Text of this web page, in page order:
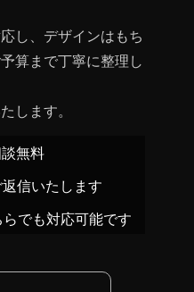
し、デザインはもち
算まで丁寧に整理し
します。
無料
信いたします
でも対応可能です